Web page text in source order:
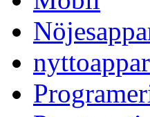
nyttoappar